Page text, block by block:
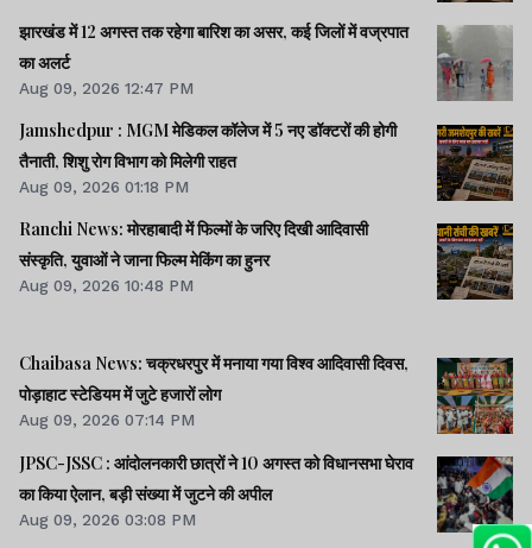
झारखंड में 12 अगस्त तक रहेगा बारिश का असर, कई जिलों में वज्रपात
का अलर्ट
Aug 09, 2026 12:47 PM
Jamshedpur : MGM मेडिकल कॉलेज में 5 नए डॉक्टरों की होगी
तैनाती, शिशु रोग विभाग को मिलेगी राहत
Aug 09, 2026 01:18 PM
Ranchi News: मोरहाबादी में फिल्मों के जरिए दिखी आदिवासी
संस्कृति, युवाओं ने जाना फिल्म मेकिंग का हुनर
Aug 09, 2026 10:48 PM
Chaibasa News: चक्रधरपुर में मनाया गया विश्व आदिवासी दिवस,
पोड़ाहाट स्टेडियम में जुटे हजारों लोग
Aug 09, 2026 07:14 PM
JPSC-JSSC : आंदोलनकारी छात्रों ने 10 अगस्त को विधानसभा घेराव
का किया ऐलान, बड़ी संख्या में जुटने की अपील
Aug 09, 2026 03:08 PM